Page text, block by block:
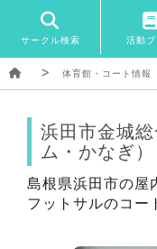
サークル検索 活動
体育館・コート情報
浜田市金城
ム・かなぎ）
島根県浜田市の屋
フットサルのコー